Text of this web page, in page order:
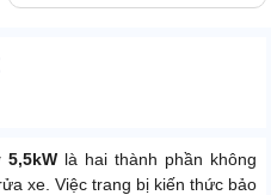
là hai thành phần không
xe. Việc trang bị kiến thức bảo